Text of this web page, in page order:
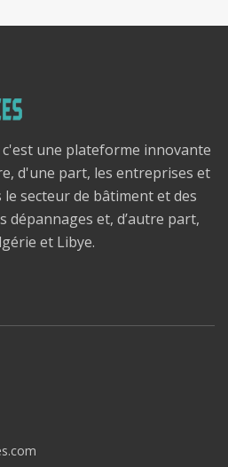
une plateforme innovante
d'une part, les entreprises et
secteur de bâtiment et des
dépannages et, d’autre part,
et Libye.